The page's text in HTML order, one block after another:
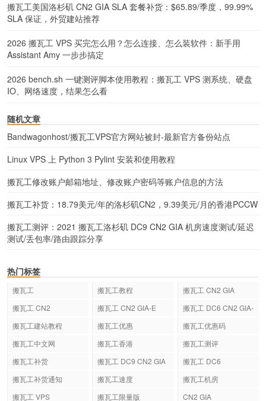
搬瓦工美国洛杉矶 CN2 GIA SLA 套餐补货：$65.89/季度，99.99%
SLA 保证，外贸建站推荐
2026 搬瓦工 VPS 买完怎么用？怎么连接、怎么装软件：新手用
Assistant Amy 一步步搞定
2026 bench.sh 一键测评脚本使用教程：搬瓦工 VPS 测系统、硬盘
IO、网络速度，结果怎么看
随机文章
Bandwagonhost/搬瓦工VPS官方网站被封-最新官方备份站点
Linux VPS 上 Python 3 Pylint 安装和使用教程
搬瓦工修改账户邮箱地址、修改账户密码等账户信息的方法
搬瓦工补货：18.79美元/年的洛杉矶CN2，9.39美元/月的香港PCCW
搬瓦工测评：2021 搬瓦工洛杉矶 DC9 CN2 GIA 机房速度测试/延迟
测试/丢包率/路由跟踪分享
热门标签
搬瓦工 搬瓦工教程
搬瓦工 CN2 GIA
搬瓦工 CN2
搬瓦工 CN2 GIA-E
搬瓦工 DC6 CN2 GIA-
搬瓦工建站教程 搬瓦工优惠
搬瓦工优惠码
搬瓦工中文网
搬瓦工香港
搬瓦工测评
搬瓦工补货
搬瓦工 DC9 CN2 GIA
搬瓦工 DC6
搬瓦工补货通知
搬瓦工速度
搬瓦工机房
搬瓦工 VPS
搬瓦工限量版 CN2 GIA